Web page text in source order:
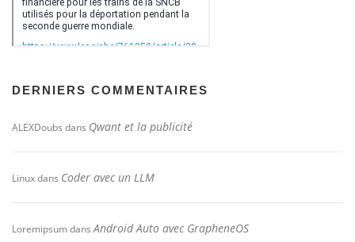
DERNIERS COMMENTAIRES
ALEXDoubs dans Qwant et la publicité
Linuxdans Coder avec un LLM
LoremipsumdansAndroid Auto avec GrapheneOS